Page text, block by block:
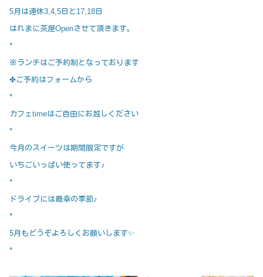
5月は連休3,4,5日と17,18日
はれまに茶屋Openさせて頂きます。
*
※ランチはご予約制となっております
✤ご予約はフォームから
*
カフェtimeはご自由にお越しください
*
今月のスイーツは期間限定ですが
いちごいっぱい使ってます♪
*
ドライブには最幸の季節♪
*
5月もどうぞよろしくお願いします✨
*